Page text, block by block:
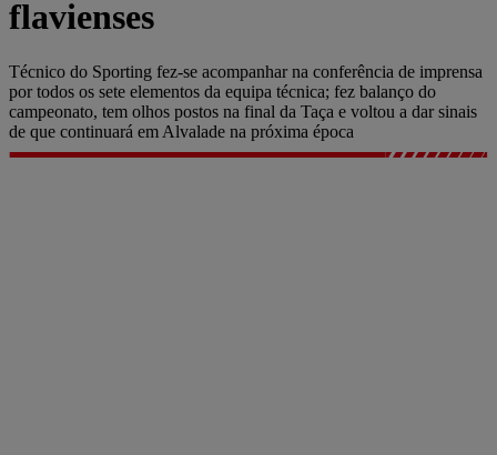
flavienses
Técnico do Sporting fez-se acompanhar na conferência de imprensa
por todos os sete elementos da equipa técnica; fez balanço do
campeonato, tem olhos postos na final da Taça e voltou a dar sinais
de que continuará em Alvalade na próxima época